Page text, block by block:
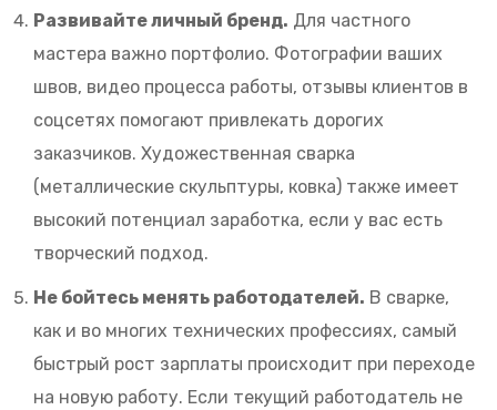
Развивайте личный бренд. Для частного
мастера важно портфолио. Фотографии ваших
швов, видео процесса работы, отзывы клиентов в
соцсетях помогают привлекать дорогих
заказчиков. Художественная сварка
(металлические скульптуры, ковка) также имеет
высокий потенциал заработка, если у вас есть
творческий подход.
Не бойтесь менять работодателей. В сварке,
как и во многих технических профессиях, самый
быстрый рост зарплаты происходит при переходе
на новую работу. Если текущий работодатель не